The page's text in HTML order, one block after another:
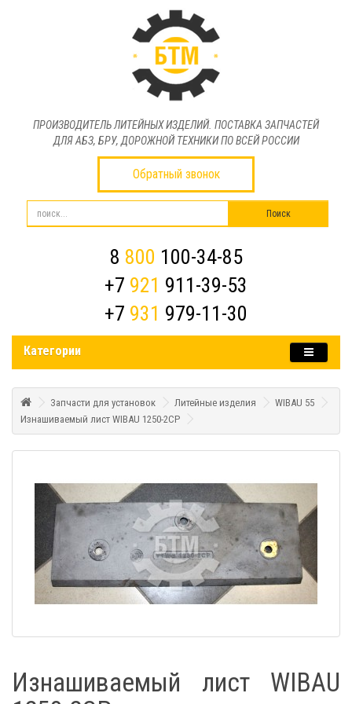
ПРОИЗВОДИТЕЛЬ ЛИТЕЙНЫХ ИЗДЕЛИЙ. ПОСТАВКА ЗАПЧАСТЕЙ
ДЛЯ АБЗ, БРУ, ДОРОЖНОЙ ТЕХНИКИ ПО ВСЕЙ РОССИИ
Обратный звонок
8 800 100-34-85
+7 921 911-39-53
+7 931 979-11-30
Категории
Запчасти для установок Литейные изделия
WIBAU 55
Изнашиваемый лист WIBAU 1250-2СР
Изнашиваемый лист WIBAU